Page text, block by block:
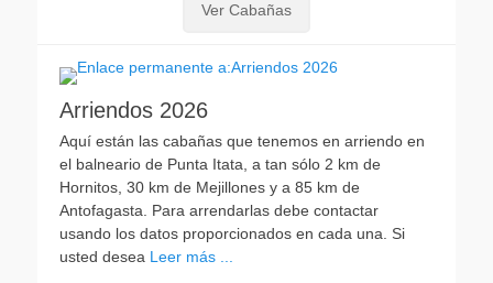
Ver Cabañas
Arriendos 2026
Aquí están las cabañas que tenemos en arriendo en
el balneario de Punta Itata, a tan sólo 2 km de
Hornitos, 30 km de Mejillones y a 85 km de
Antofagasta. Para arrendarlas debe contactar
usando los datos proporcionados en cada una. Si
usted desea Leer más ...